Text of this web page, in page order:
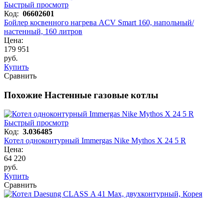
Быстрый просмотр
Код: 06602601
Бойлер косвенного нагрева ACV Smart 160, напольный/
настенный, 160 литров
Цена:
179 951
руб.
Купить
Сравнить
Похожие Настенные газовые котлы
Быстрый просмотр
Код: 3.036485
Котел одноконтурный Immergas Nike Mythos X 24 5 R
Цена:
64 220
руб.
Купить
Сравнить